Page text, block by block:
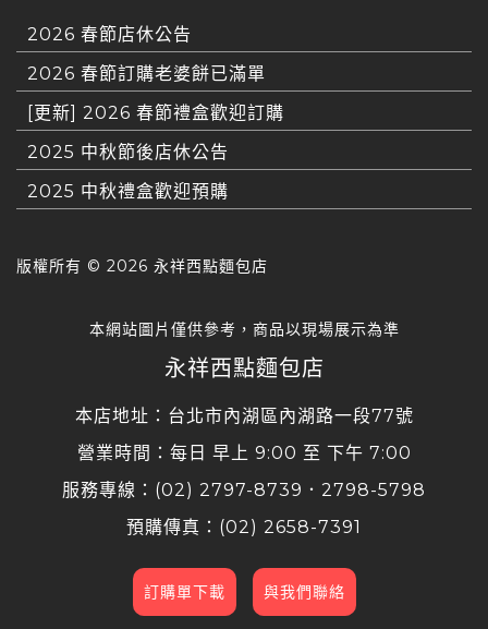
2026 春節店休公告
2026 春節訂購老婆餅已滿單
[更新] 2026 春節禮盒歡迎訂購
2025 中秋節後店休公告
2025 中秋禮盒歡迎預購
版權所有 © 2026 永祥西點麵包店
本網站圖片僅供參考，商品以現場展示為準
永祥西點麵包店
本店地址：台北市內湖區內湖路一段77號
營業時間：每日 早上 9:00 至 下午 7:00
服務專線：(02) 2797-8739．2798-5798
預購傳真：(02) 2658-7391
訂購單下載 與我們聯絡